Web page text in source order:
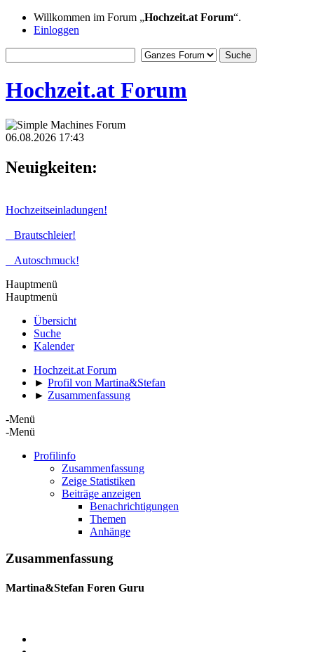
Willkommen im Forum „Hochzeit.at Forum“.
Einloggen
Hochzeit.at Forum
06.08.2026 17:43
Neuigkeiten:
Hochzeitseinladungen!
Brautschleier!
Autoschmuck!
Hauptmenü
Hauptmenü
Übersicht
Suche
Kalender
Hochzeit.at Forum
► Profil von Martina&Stefan
► Zusammenfassung
-Menü
-Menü
Profilinfo
Zusammenfassung
Zeige Statistiken
Beiträge anzeigen
Benachrichtigungen
Themen
Anhänge
Zusammenfassung
Martina&Stefan Foren Guru